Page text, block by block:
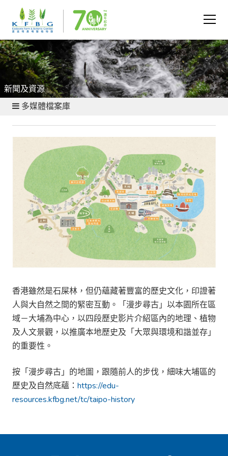
新聞及資源
多媒體檔案庫
香港雖然是石屎林，但仍蘊藏著豐富的歷史文化，印證著
人與大自然之間的緊密互動。「漫步尋古」以本園所在區
域－大埔為中心，以四段歷史影片介紹區內的地理、植物
及人文景觀，以推廣本地歷史及「大眾與環境和諧並存」
的重要性。
按「漫步尋古」的地圖，跟隨前人的步伐，細味大埔區的
歷史及自然底蘊： https://edu-
resources.kfbg.net/tc/taipo-history